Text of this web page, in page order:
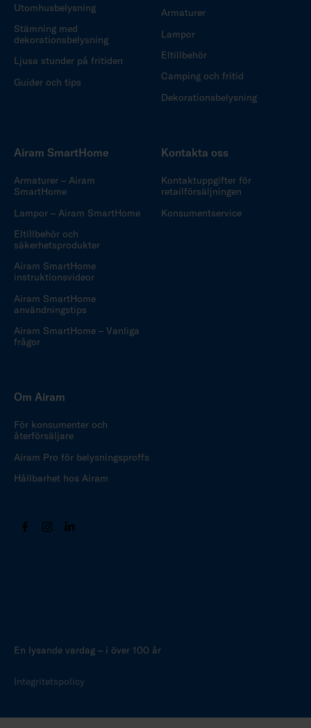
Utomhusbelysning
Stämning med
dekorationsbelysning
Ljusa stunder på fritiden
Guider och tips
Armaturer
Lampor
Eltillbehör
Camping och fritid
Dekorationsbelysning
Airam SmartHome
Armaturer – Airam
SmartHome
Lampor – Airam SmartHome
Eltillbehör och
säkerhetsprodukter
Airam SmartHome
instruktionsvideor
Airam SmartHome
användningstips
Airam SmartHome – Vanliga
frågor
Kontakta oss
Kontaktuppgifter för
retailförsäljningen
Konsumentservice
Om Airam
För konsumenter och
återförsäljare
Airam Pro för belysningsproffs
Hållbarhet hos Airam
En lysande vardag – i över 100 år
Integritetspolicy